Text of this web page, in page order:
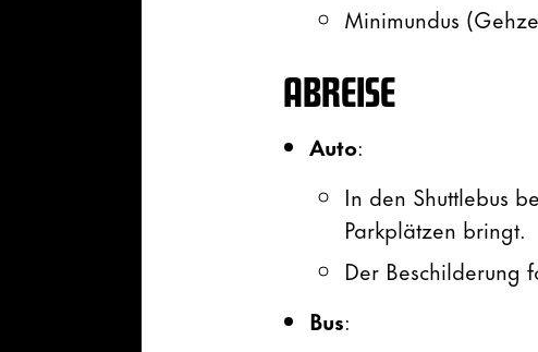
Minimundus
ABREISE
Auto:
In den Shuttlebus
Parkplätzen bringt.
Der Beschilderung
Bus: